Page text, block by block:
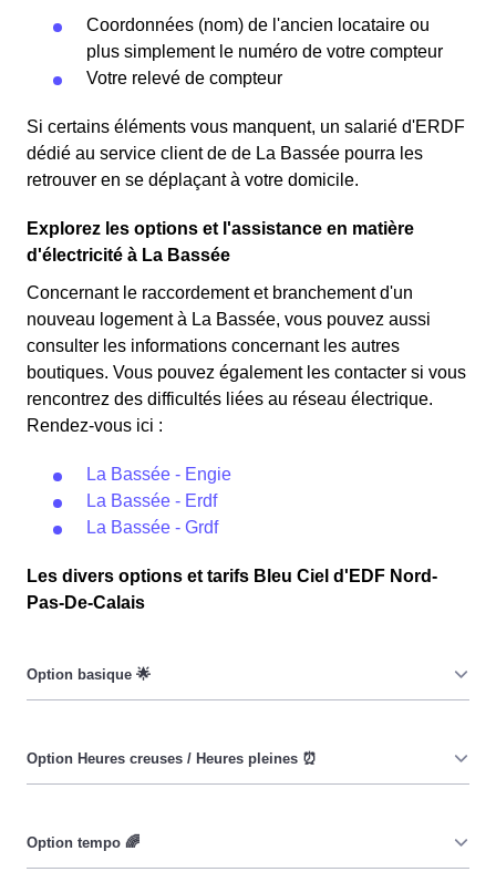
Coordonnées (nom) de l'ancien locataire ou
plus simplement le numéro de votre compteur
Votre relevé de compteur
Si certains éléments vous manquent, un salarié d'ERDF
dédié au service client de de La Bassée pourra les
retrouver en se déplaçant à votre domicile.
Explorez les options et l'assistance en matière
d'électricité à La Bassée
Concernant le raccordement et branchement d'un
nouveau logement à La Bassée, vous pouvez aussi
consulter les informations concernant les autres
boutiques. Vous pouvez également les contacter si vous
rencontrez des difficultés liées au réseau électrique.
Rendez-vous ici :
La Bassée - Engie
La Bassée - Erdf
La Bassée - Grdf
Les divers options et tarifs Bleu Ciel d'EDF Nord-
Pas-De-Calais
date, ni de l'heure, que ce soit à La Bassée ou ailleurs.
💡
Bassée est moindre. ⚡